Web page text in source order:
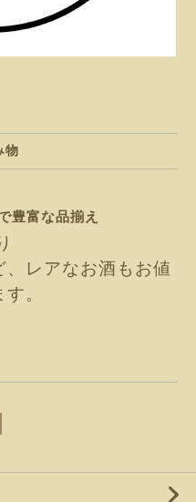
物
豊富な品揃え
レアなお酒もお値
。